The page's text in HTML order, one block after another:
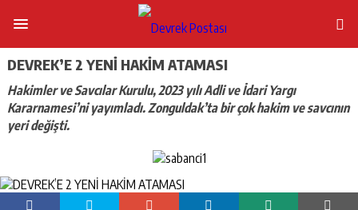
DEVREK’E 2 YENİ HAKİM ATAMASI
Hakimler ve Savcılar Kurulu, 2023 yılı Adli ve İdari Yargı
Kararnamesi’ni yayımladı. Zonguldak’ta bir çok hakim ve savcının
yeri değişti.